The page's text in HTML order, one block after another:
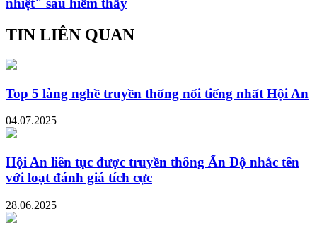
nhiệt" sâu hiếm thấy
TIN LIÊN QUAN
Top 5 làng nghề truyền thống nổi tiếng nhất Hội An
04.07.2025
Hội An liên tục được truyền thông Ấn Độ nhắc tên
với loạt đánh giá tích cực
28.06.2025